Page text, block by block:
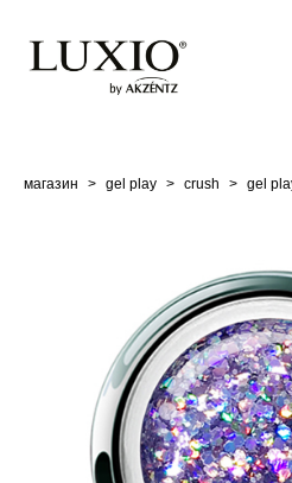
магазин > gel play > crush > gel